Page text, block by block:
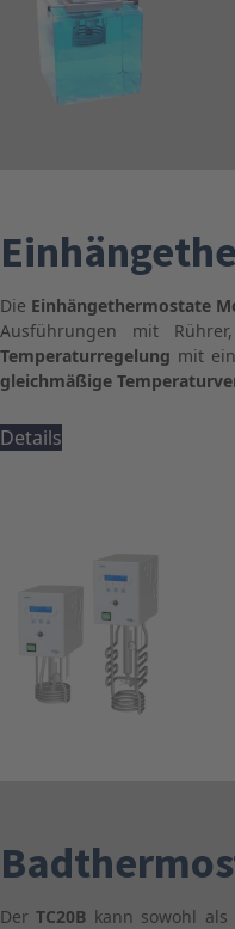
Die Einhängethermostate
Ausführungen mit
Temperaturregelung mit
gleichmäßige
Details
DerTC20B kann sowohl